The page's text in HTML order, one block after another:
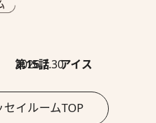
2026.7.30
第15話 アイス
イルームTOP